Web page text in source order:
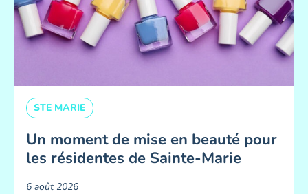
STE MARIE
Un moment de mise en beauté pour
les résidentes de Sainte-Marie ​
6 août 2026